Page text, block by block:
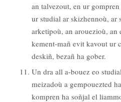
an talvezout, en ur
ur studial ar skizhennoù, ar
arketipoù, an arouezioù, an
kement-mañ evit kavout ur
deskiñ, bezañ ha gober.
Un dra all a-bouez eo
meizadoù a gempouezted
kompren ha soñjal el